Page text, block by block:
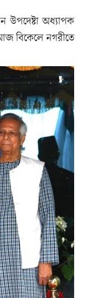
উপদেষ্টা অধ্যাপক
বিকেলে নগরীতে